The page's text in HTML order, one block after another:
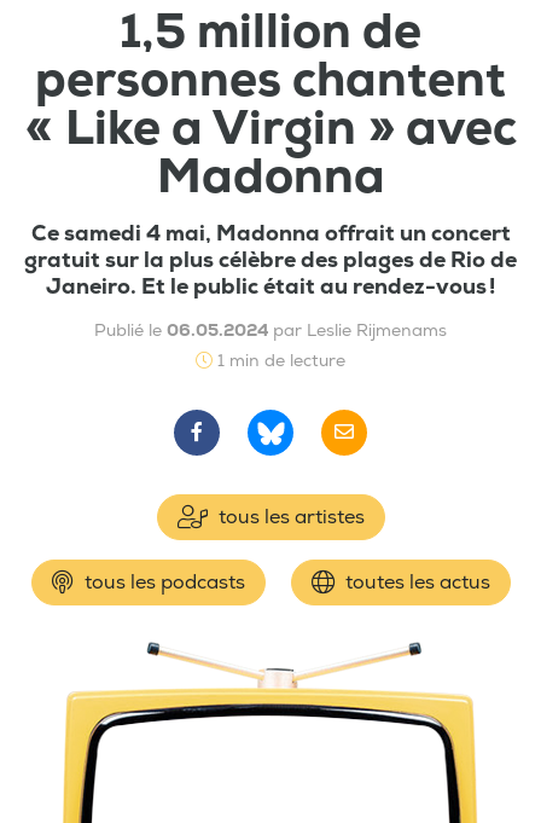
1,5 million de
personnes chantent
« Like a Virgin » avec
Madonna
Ce samedi 4 mai, Madonna offrait un concert
gratuit sur la plus célèbre des plages de Rio de
Janeiro. Et le public était au rendez-vous !
Publié le 06.05.2024 par Leslie Rijmenams
1 min de lecture
tous les artistes
tous les podcasts toutes les actus